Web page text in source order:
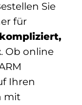
Sie
für
. Ob online
Ihren
mit